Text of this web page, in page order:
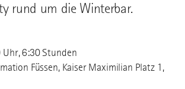
rund um die Winterbar.
6:30 Stunden
Füssen, Kaiser Maximilian Platz 1,